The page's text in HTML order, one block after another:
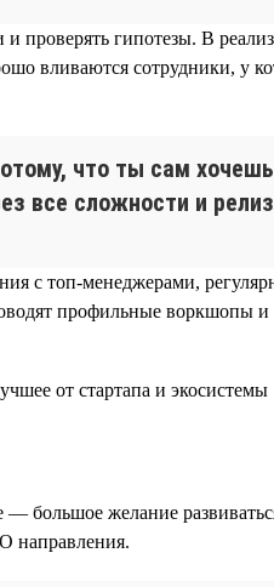
проверять гипотезы. В
вливаются сотрудники, у
что ты сам
все сложности и
с топ-менеджерами,
профильные
желание
направления.